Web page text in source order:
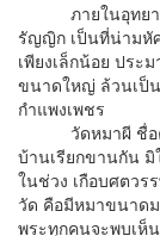
ภายในอุทย
รัญญิก เป็นที่น่ามหั
เพียงเล็กน้อย ปร
ขนาดใหญ่ ล้วนเป็
กำแพงเพชร
วัดหมาผี ชื่
บ้านเรียกขานกัน
ในช่วง เกือบศตว
วัด คือมีหมาขนาด
พระทุกคนจะพบเห็